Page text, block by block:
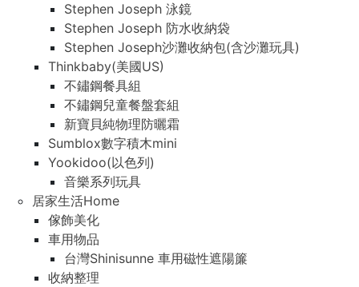
Stephen Joseph 泳鏡
Stephen Joseph 防水收納袋
Stephen Joseph沙灘收納包(含沙灘玩具)
Thinkbaby(美國US)
不鏽鋼餐具組
不鏽鋼兒童餐盤套組
新寶貝純物理防曬霜
Sumblox數字積木mini
Yookidoo(以色列)
音樂系列玩具
居家生活Home
傢飾美化
車用物品
台灣Shinisunne 車用磁性遮陽簾
收納整理